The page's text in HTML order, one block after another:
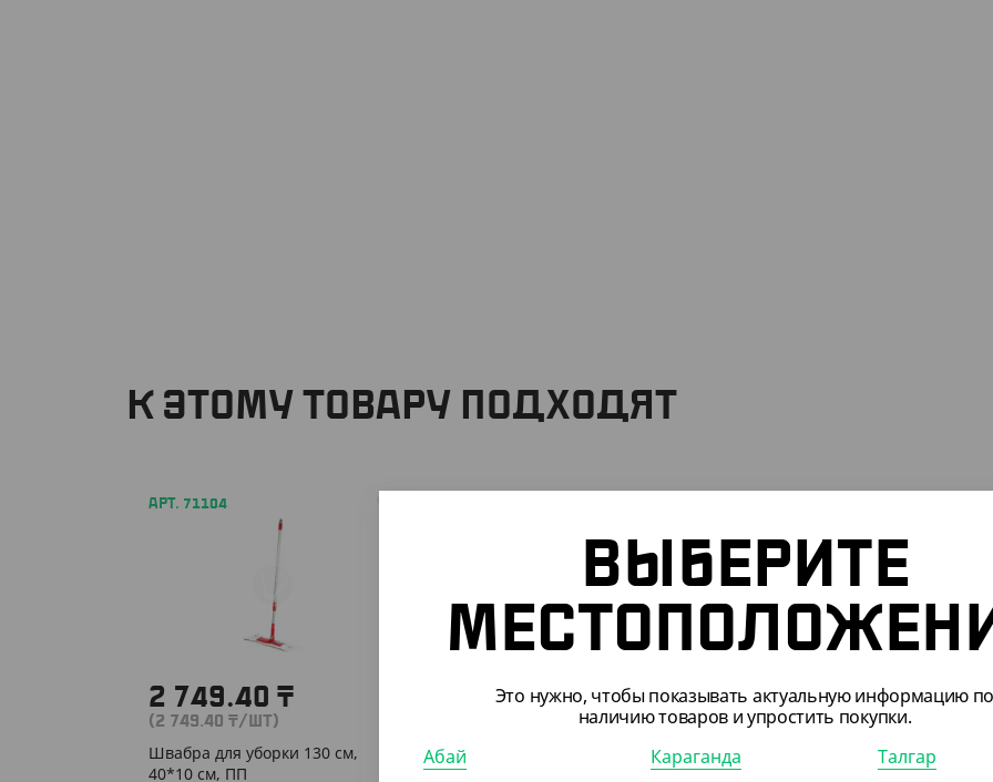
К ЭТОМУ ТОВАРУ ПОДХОДЯТ
АРТ. 71104
2 749.40 ₸
(2 749.40 ₸/ШТ)
Швабра для уборки 130 см,
40*10 см, ПП
3 507 ₸
Средство для очистки плит
"Зверь", в канистре, 5 л
2 289₸
(2 289₸ /ШТ)
Средство для мытья полов и
стен "Арко", в канистре, 5 л
ВЫБЕРИТЕ
Это нужно, чтобы показывать актуальную информацию
наличию товаров и упростить покупки.
Абай
Караганда
Талгар